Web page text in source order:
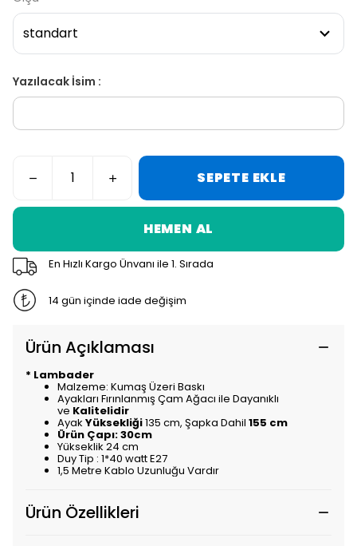
Yazılacak İsim :
SEPETE EKLE
HEMEN AL
En Hızlı Kargo Ünvanı ile 1. Sırada
14 gün içinde iade değişim
Ürün Açıklaması
* Lambader
Malzeme: Kumaş Üzeri Baskı
Ayakları Fırınlanmış Çam Ağacı ile Dayanıklı
ve Kalitelidir
Ayak Yüksekliği135 cm, Şapka Dahil 155 cm
Ürün Çapı: 30cm
Yükseklik 24 cm
Duy Tip : 1*40 watt E27
1,5 Metre Kablo Uzunluğu Vardır
Ürün Özellikleri